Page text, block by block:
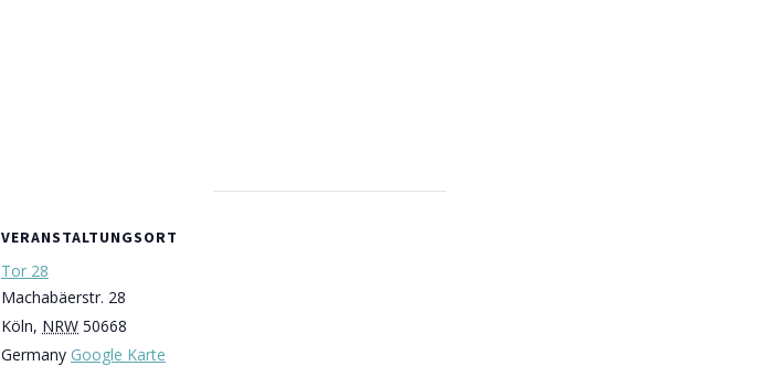
VERANSTALTUNGSORT
Tor 28
Machabäerstr. 28
Köln, NRW 50668
Germany Google Karte